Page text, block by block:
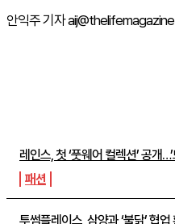
레인스, 첫 ‘풋웨어 컬렉션’ 공개
패션
투썸플레이스, 삼양과 ‘불닭’ 협
안익주 기자